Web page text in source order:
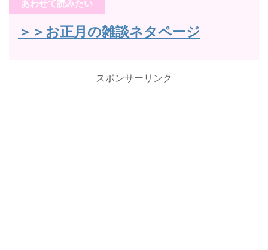
あわせて読みたい
＞＞お正月の雑談ネタページ
スポンサーリンク